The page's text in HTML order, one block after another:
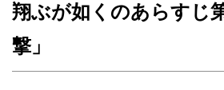
翔ぶが如くのあらすじ
撃」